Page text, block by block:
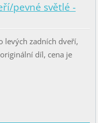
pevné světlé -
levých zadních dveří,
díl, cena je